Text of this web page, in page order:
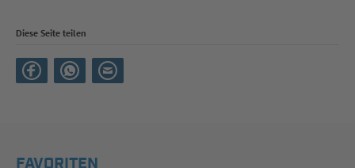
Diese Seite teilen